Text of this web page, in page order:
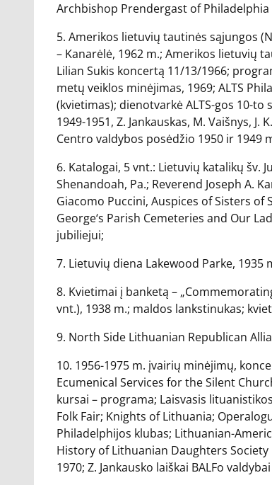
Archbishop Prendergast of
5. Amerikos lietuvių tautinės sąjungos
– Kanarėlė, 1962 m.; Amerikos lietuvių
Lilian Sukis koncertą 11/13/1966;
metų veiklos minėjimas, 1969; ALTS
(kvietimas); dienotvarkė ALTS-gos 10-
1949-1951, Z. Jankauskas, M. Vaišnys,
Centro valdybos posėdžio 1950 ir 1949
6. Katalogai, 5 vnt.: Lietuvių katalikų šv.
Shenandoah, Pa.; Reverend Joseph A.
Giacomo Puccini, Auspices of Sisters of
George‘s Parish Cemeteries and Our
jubiliejui;
7. Lietuvių diena Lakewood Parke,
8. Kvietimai į banketą –
vnt.), 1938 m.; maldos lankstinukas;
9. North Side Lithuanian Republican
10. 1956-1975 m. įvairių minėjimų,
Ecumenical Services for the Silent
kursai – programa; Laisvasis
Folk Fair; Knights of Lithuania;
Philadelphijos klubas; Lithuanian-
History of Lithuanian Daughters Society
1970; Z. Jankausko laiškai BALFo